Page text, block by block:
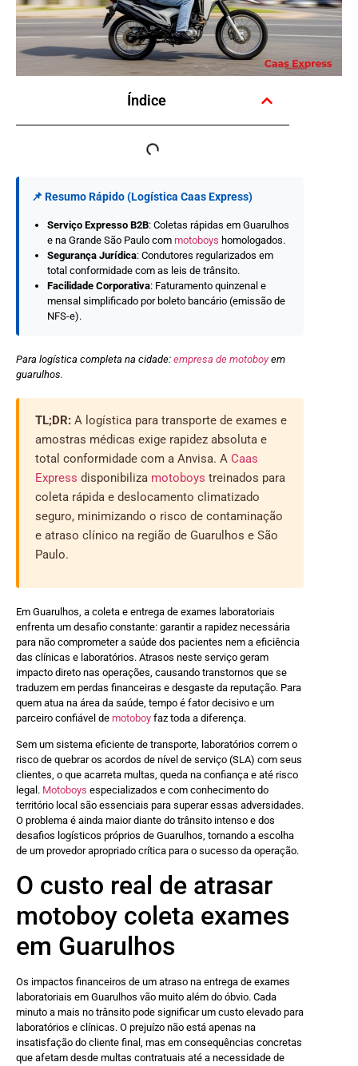
Índice
📌 Resumo Rápido (Logística Caas Express)
Serviço Expresso B2B: Coletas rápidas em Guarulhos
e na Grande São Paulo com motoboys homologados.
Segurança Jurídica: Condutores regularizados em
total conformidade com as leis de trânsito.
Facilidade Corporativa: Faturamento quinzenal e
mensal simplificado por boleto bancário (emissão de
NFS-e).
Para logística completa na cidade: empresa de motoboyem
guarulhos.
TL;DR: A logística para transporte de exames e
amostras médicas exige rapidez absoluta e
total conformidade com a Anvisa. A Caas
Express disponibiliza motoboys treinados para
coleta rápida e deslocamento climatizado
seguro, minimizando o risco de contaminação
e atraso clínico na região de Guarulhos e São
Paulo.
Em Guarulhos, a coleta e entrega de exames laboratoriais
enfrenta um desafio constante: garantir a rapidez necessária
para não comprometer a saúde dos pacientes nem a eficiência
das clínicas e laboratórios. Atrasos neste serviço geram
impacto direto nas operações, causando transtornos que se
traduzem em perdas financeiras e desgaste da reputação. Para
quem atua na área da saúde, tempo é fator decisivo e um
parceiro confiável de motoboy faz toda a diferença.
Sem um sistema eficiente de transporte, laboratórios correm o
risco de quebrar os acordos de nível de serviço (SLA) com seus
clientes, o que acarreta multas, queda na confiança e até risco
legal. Motoboys especializados e com conhecimento do
território local são essenciais para superar essas adversidades.
O problema é ainda maior diante do trânsito intenso e dos
desafios logísticos próprios de Guarulhos, tornando a escolha
de um provedor apropriado crítica para o sucesso da operação.
O custo real de atrasar
motoboy coleta exames
em Guarulhos
Os impactos financeiros de um atraso na entrega de exames
laboratoriais em Guarulhos vão muito além do óbvio. Cada
minuto a mais no trânsito pode significar um custo elevado para
laboratórios e clínicas. O prejuízo não está apenas na
insatisfação do cliente final, mas em consequências concretas
que afetam desde multas contratuais até a necessidade de